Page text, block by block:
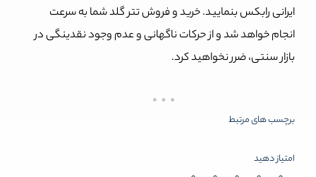
ایرانی رابکس بنمایید. خرید و فروش تتر گلد شما به سرعت
انجام خواهد شد و از حرکات ناگهانی و عدم وجود نقدینگی در
بازار سنتی، ضرر نخواهید کرد.
برچسب های مرتبط
امتیاز دهید